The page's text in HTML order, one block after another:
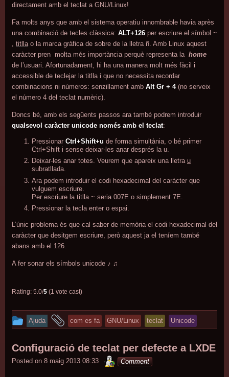
directament amb el teclat a GNU/Linux!
Fa molts anys que amb el sistema operatiu innombrable havia après
una combinació de tecles clàssica: ALT+126 per escriure el símbol ~
titlla o la marca gràfica de sobre de la lletra ñ. Amb Linux aquest
caràcter pren molta més importància perquè representa la home
de l’usuari. Afortunadament, hi ha una manera molt més fàcil i
accessible de teclejar la titlla i que no necessita recordar
combinacions ni números: senzillament amb Alt Gr + 4(no serveix
el número 4 del teclat numèric).
Doncs bé, amb els següents passos ara també podrem introduir
qualsevol caràcter unicode només amb el teclat:
Pressionar Ctrl+Shift+u de forma simultània, o bé primer
Ctrl+Shift i sense deixar-les anar després la u.
Deixar-les anar totes. Veurem que apareix una lletra u
subratllada.
Ara podem introduir el codi hexadecimal del caràcter que
vulguem escriure.
Per escriure la titlla ~ seria 007E o simplement 7E.
Pressionar la tecla enter o espai.
L’únic problema és que cal saber de memòria el codi hexadecimal del
caràcter que desitgem escriure, però aquest ja el teníem també
abans amb el 126.
A fer sonar els símbols unicode ♪ ♫
Rating: 5.0/5 (1 vote cast)
This
entry
was
posted
Ajuda
and
com es fa GNU/Linux teclat Unicode
Configuració de teclat per defecte a LXDE
Posted on 8 maig 2013 08:33 minterior
Comment